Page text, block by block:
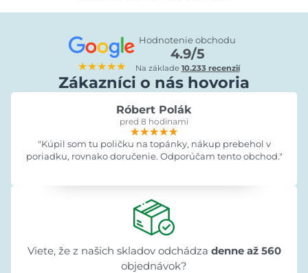
★★★★★
Hodnotenie obchodu
4.9/5
Na základe 10.233 recenzií
Zákazníci o nás hovoria
Róbert Polák
pred 8 hodinami
★★★★★
★★★★★
★★★★★
"Kúpil som tu poličku na topánky, nákup prebehol v
poriadku, rovnako doručenie. Odporúčam tento obchod."
Viete, že z našich skladov odchádza denne až 560
objednávok?